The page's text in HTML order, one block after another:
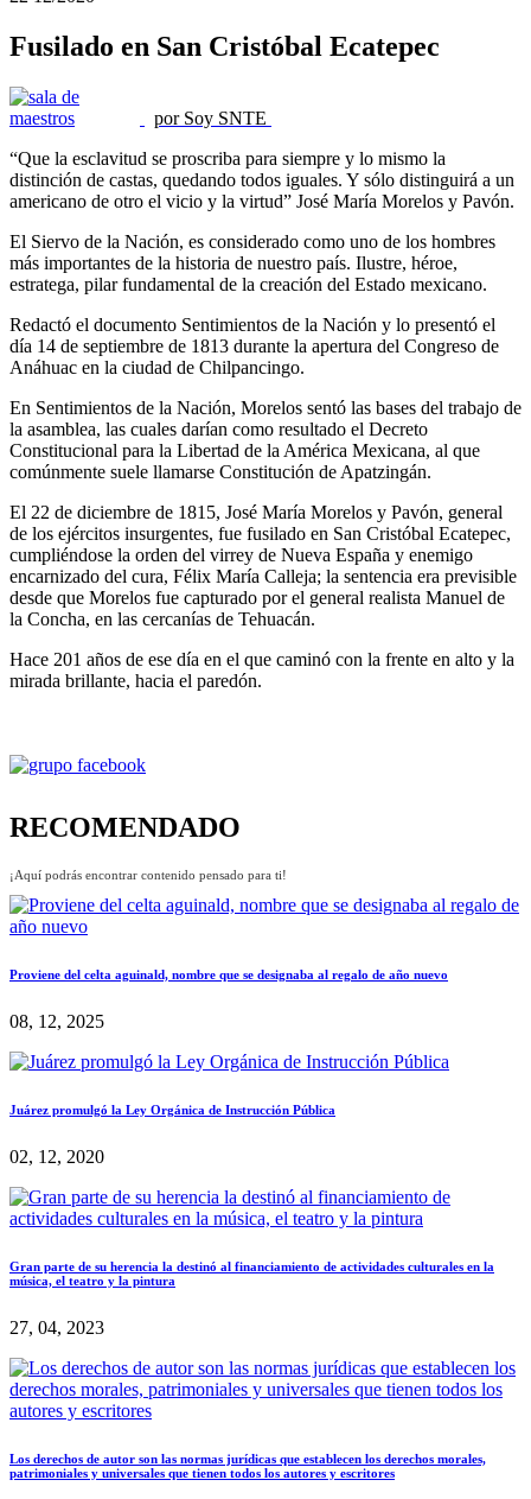
Fusilado en San Cristóbal Ecatepec
por Soy SNTE
“Que la esclavitud se proscriba para siempre y lo mismo la
distinción de castas, quedando todos iguales. Y sólo distinguirá a un
americano de otro el vicio y la virtud” José María Morelos y Pavón.
El Siervo de la Nación, es considerado como uno de los hombres
más importantes de la historia de nuestro país. Ilustre, héroe,
estratega, pilar fundamental de la creación del Estado mexicano.
Redactó el documento Sentimientos de la Nación y lo presentó el
día 14 de septiembre de 1813 durante la apertura del Congreso de
Anáhuac en la ciudad de Chilpancingo.
En Sentimientos de la Nación, Morelos sentó las bases del trabajo de
la asamblea, las cuales darían como resultado el Decreto
Constitucional para la Libertad de la América Mexicana, al que
comúnmente suele llamarse Constitución de Apatzingán.
El 22 de diciembre de 1815, José María Morelos y Pavón, general
de los ejércitos insurgentes, fue fusilado en San Cristóbal Ecatepec,
cumpliéndose la orden del virrey de Nueva España y enemigo
encarnizado del cura, Félix María Calleja; la sentencia era previsible
desde que Morelos fue capturado por el general realista Manuel de
la Concha, en las cercanías de Tehuacán.
Hace 201 años de ese día en el que caminó con la frente en alto y la
mirada brillante, hacia el paredón.
RECOMENDADO
¡Aquí podrás encontrar contenido pensado para ti!
Proviene del celta aguinald, nombre que se designaba al regalo de año nuevo
08, 12, 2025
Juárez promulgó la Ley Orgánica de Instrucción Pública
02, 12, 2020
Gran parte de su herencia la destinó al financiamiento de actividades culturales en la
música, el teatro y la pintura
27, 04, 2023
Los derechos de autor son las normas jurídicas que establecen los derechos morales,
patrimoniales y universales que tienen todos los autores y escritores